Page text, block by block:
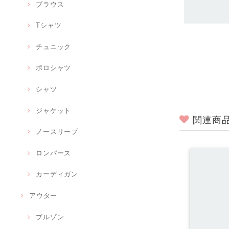
ブラウス
Tシャツ
チュニック
ポロシャツ
シャツ
ジャケット
ノースリーブ
ロンパース
カーディガン
アウター
ブルゾン
関連商